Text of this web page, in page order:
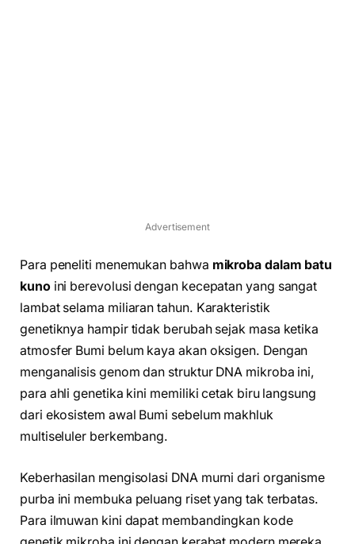
Advertisement
Para peneliti menemukan bahwa mikroba dalam batu
kunoini berevolusi dengan kecepatan yang sangat
lambat selama miliaran tahun. Karakteristik
genetiknya hampir tidak berubah sejak masa ketika
atmosfer Bumi belum kaya akan oksigen. Dengan
menganalisis genom dan struktur DNA mikroba ini,
para ahli genetika kini memiliki cetak biru langsung
dari ekosistem awal Bumi sebelum makhluk
multiseluler berkembang.
Keberhasilan mengisolasi DNA murni dari organisme
purba ini membuka peluang riset yang tak terbatas.
Para ilmuwan kini dapat membandingkan kode